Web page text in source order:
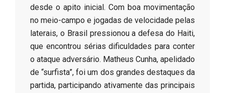
desde o apito inicial. Com boa movimentação
no meio-campo e jogadas de velocidade pelas
laterais, o Brasil pressionou a defesa do Haiti,
que encontrou sérias dificuldades para conter
o ataque adversário. Matheus Cunha, apelidado
de “surfista”, foi um dos grandes destaques da
partida, participando ativamente das principais